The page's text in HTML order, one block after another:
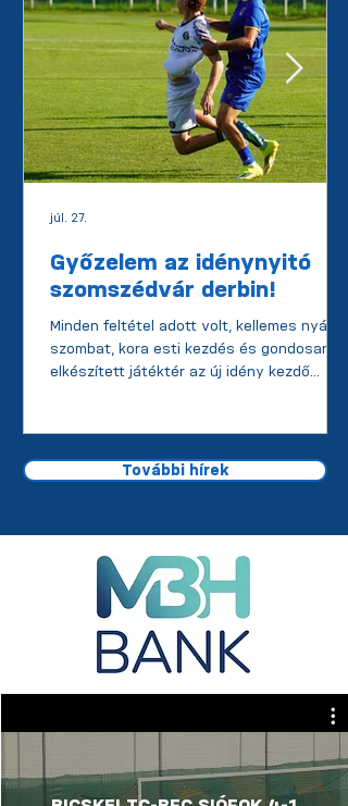
Varga G. összetételben kezdtünk és
szenvedtünk szoros mérkőzésen 2-1-es
vereséget a magasabb osztályban
jegyzett ellenféltől. A mostani találkozót N
Győzelem az idénynyitó
szomszédvár derbin!
Minden feltétel adott volt, kellemes nyári
szombat, kora esti kezdés és gondosan
elkészített játéktér az új idény kezdő
ami már körvonalazódott az előkészületi
összecsapásokon - nem hozott
Molnár, Varga, Cserkuti - Hirman, Király -
Pócs, Knolmár, Erdey - Balázs
összetételben kezdett. A vendégek pedig
a Lakatos D., Lakato
júl. 27.
További hírek